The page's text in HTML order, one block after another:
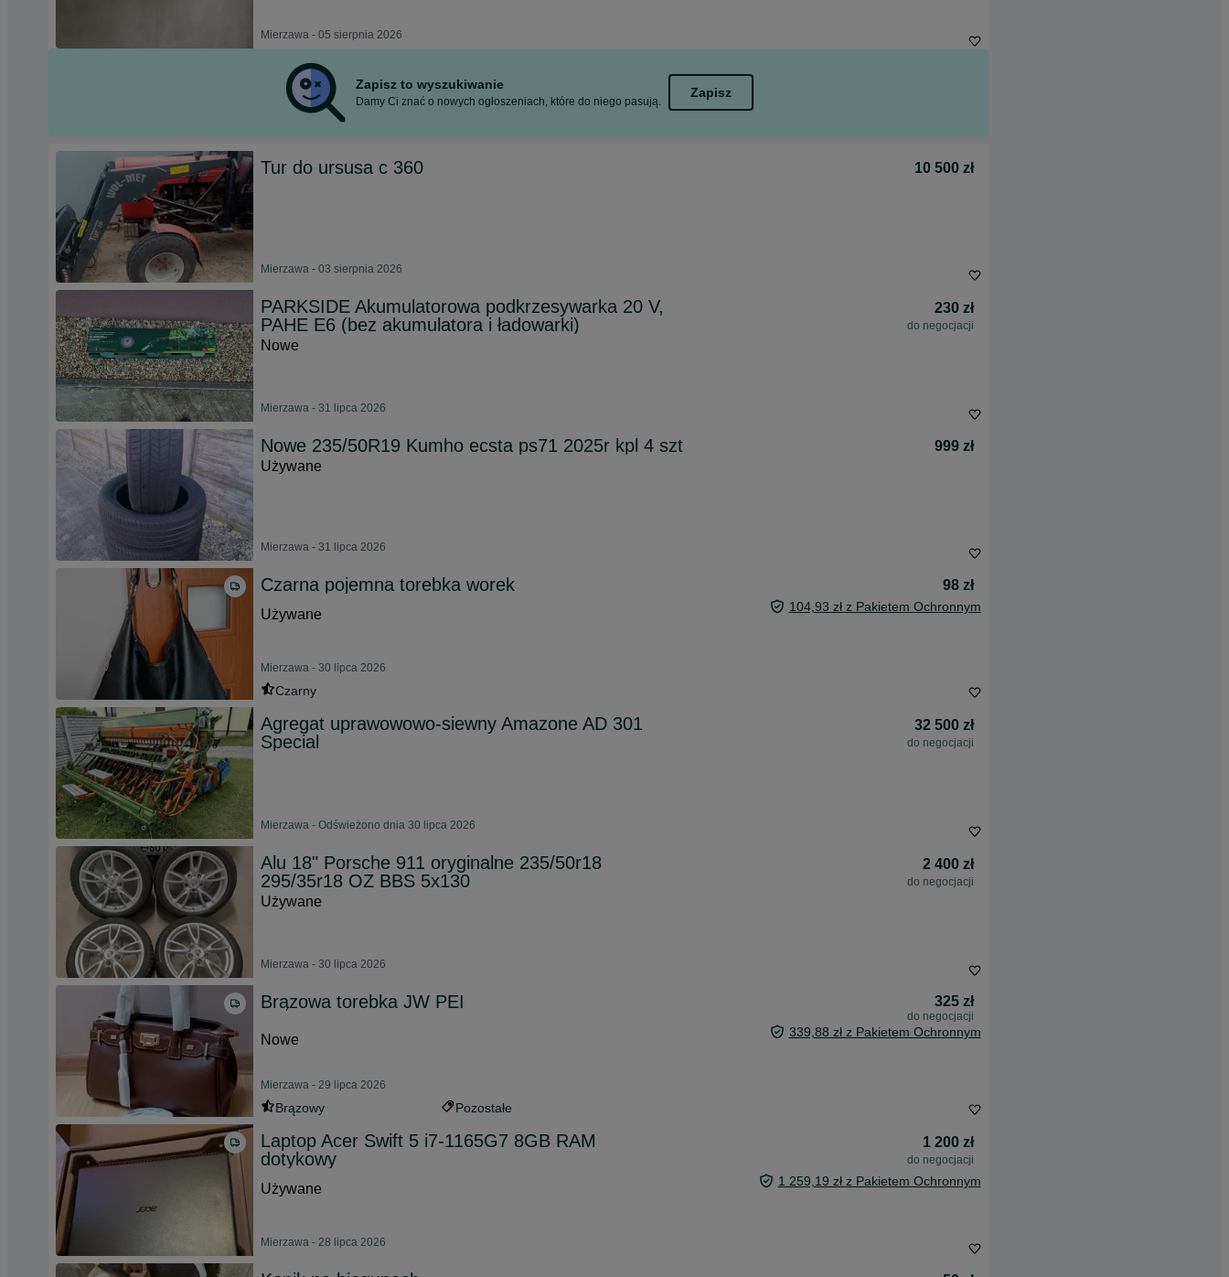
Mierzawa - 05 sierpnia 2026
Zapisz to wyszukiwanie
Damy Ci znać o nowych ogłoszeniach, które do niego pasują.
Zapisz
Tur do ursusa c 360 10 500 zł
Mierzawa - 03 sierpnia 2026
PARKSIDE Akumulatorowa podkrzesywarka 20 V,
PAHE E6 (bez akumulatora i ładowarki)
230 zł
do negocjacji
Nowe
Mierzawa - 31 lipca 2026
Nowe 235/50R19 Kumho ecsta ps71 2025r kpl 4 szt
999 zł
Używane
Mierzawa - 31 lipca 2026
Czarna pojemna torebka worek
98 zł
Używane
104,93 zł z Pakietem Ochronnym
Mierzawa - 30 lipca 2026
Czarny
Agregat uprawowowo-siewny Amazone AD 301
Special
32 500 zł
do negocjacji
Mierzawa - Odświeżono dnia 30 lipca 2026
Alu 18" Porsche 911 oryginalne 235/50r18
295/35r18 OZ BBS 5x130
2 400 zł
do negocjacji
Używane
Mierzawa - 30 lipca 2026
Brązowa torebka JW PEI 325 zł
do negocjacji
Nowe 339,88 zł z Pakietem Ochronnym
Mierzawa - 29 lipca 2026
Brązowy Pozostałe
Laptop Acer Swift 5 i7-1165G7 8GB RAM
dotykowy
1 200 zł
do negocjacji
Używane 1 259,19 zł z Pakietem Ochronnym
Mierzawa - 28 lipca 2026